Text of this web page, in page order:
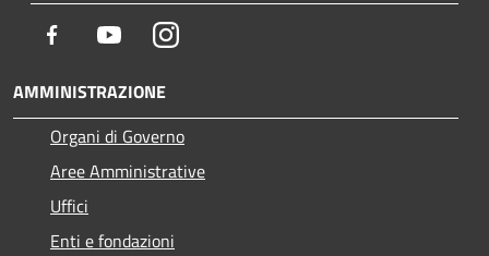
Facebook YoutubeInstagram
AMMINISTRAZIONE
Organi di Governo
Aree Amministrative
Uffici
Enti e fondazioni